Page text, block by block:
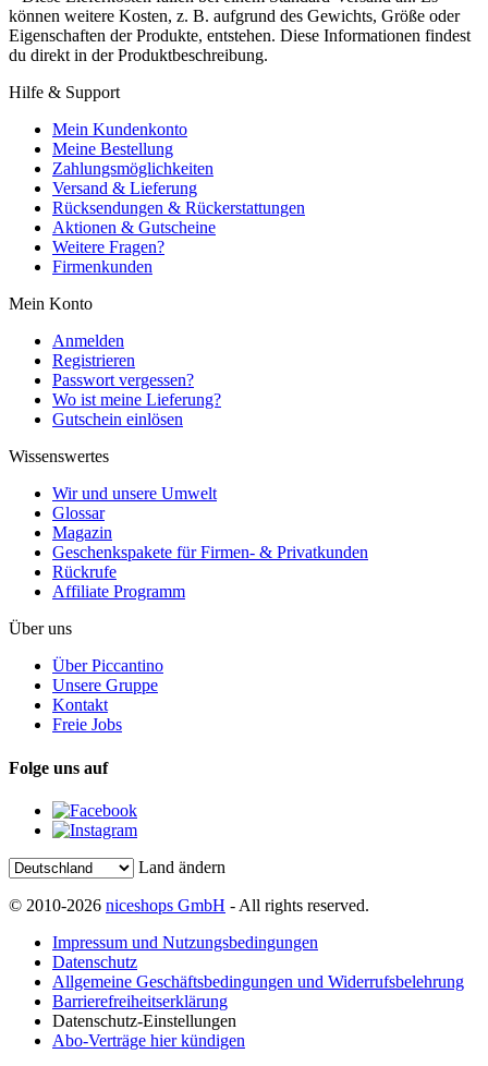
können weitere Kosten, z. B. aufgrund des Gewichts, Größe oder
Eigenschaften der Produkte, entstehen. Diese Informationen findest
du direkt in der Produktbeschreibung.
Hilfe & Support
Mein Kundenkonto
Meine Bestellung
Zahlungsmöglichkeiten
Versand & Lieferung
Rücksendungen & Rückerstattungen
Aktionen & Gutscheine
Weitere Fragen?
Firmenkunden
Mein Konto
Anmelden
Registrieren
Passwort vergessen?
Wo ist meine Lieferung?
Gutschein einlösen
Wissenswertes
Wir und unsere Umwelt
Glossar
Magazin
Geschenkspakete für Firmen- & Privatkunden
Rückrufe
Affiliate Programm
Über uns
Über Piccantino
Unsere Gruppe
Kontakt
Freie Jobs
Folge uns auf
Land ändern
© 2010-2026 niceshops GmbH - All rights reserved.
Impressum und Nutzungsbedingungen
Datenschutz
Allgemeine Geschäftsbedingungen und Widerrufsbelehrung
Barrierefreiheitserklärung
Datenschutz-Einstellungen
Abo-Verträge hier kündigen